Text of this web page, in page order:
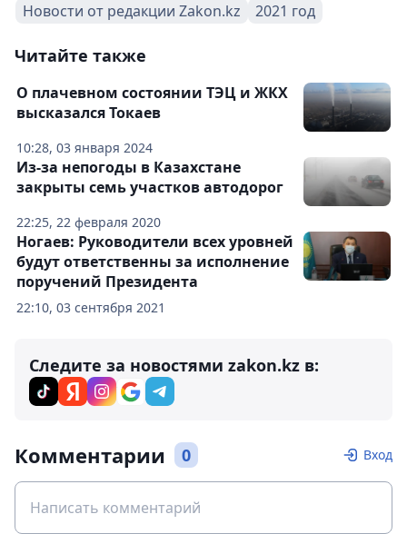
Новости от редакции Zakon.kz 2021 год
Читайте также
10:28, 03 января 2024
О плачевном состоянии ТЭЦ и ЖКХ
высказался Токаев
22:25, 22 февраля 2020
Из-за непогоды в Казахстане
закрыты семь участков автодорог
22:10, 03 сентября 2021
Ногаев: Руководители всех уровней
будут ответственны за исполнение
поручений Президента
Следите за новостями zakon.kz в:
Комментарии 0 Вход